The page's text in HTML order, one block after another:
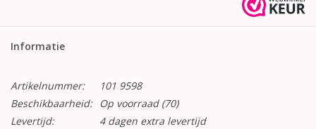
Informatie
Artikelnummer:
101 9598
Beschikbaarheid:
Op voorraad(70)
Levertijd:
4 dagen extra levertijd